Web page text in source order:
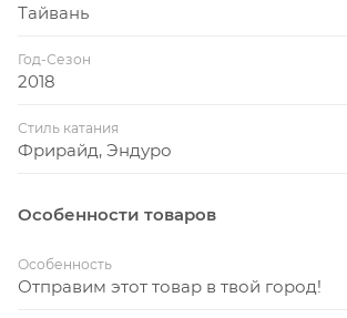
Тайвань
Год-Сезон
2018
Стиль катания
Фрирайд, Эндуро
Особенности товаров
Особенность
Отправим этот товар в твой город!